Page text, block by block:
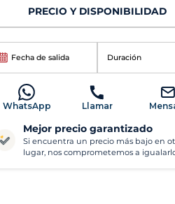
PRECIO Y DISPONIBILIDAD
Fecha de salida Duración
WhatsApp Llamar
Mejor precio garantizado
Si encuentra un precio más bajo en
lugar, nos comprometemos a